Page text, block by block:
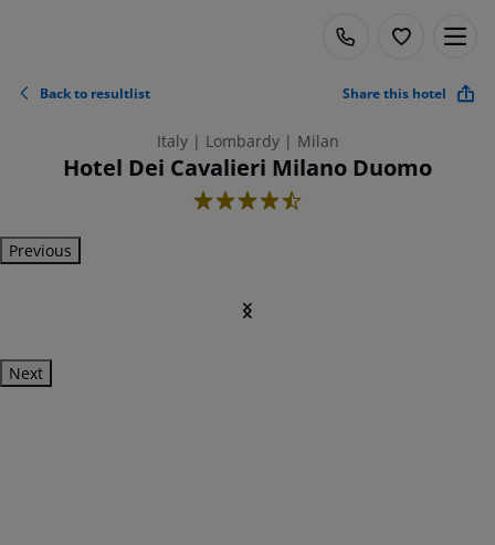
Back to resultlist Share this hotel
Italy | Lombardy | Milan
Hotel Dei Cavalieri Milano Duomo
4.5
Previous
Next